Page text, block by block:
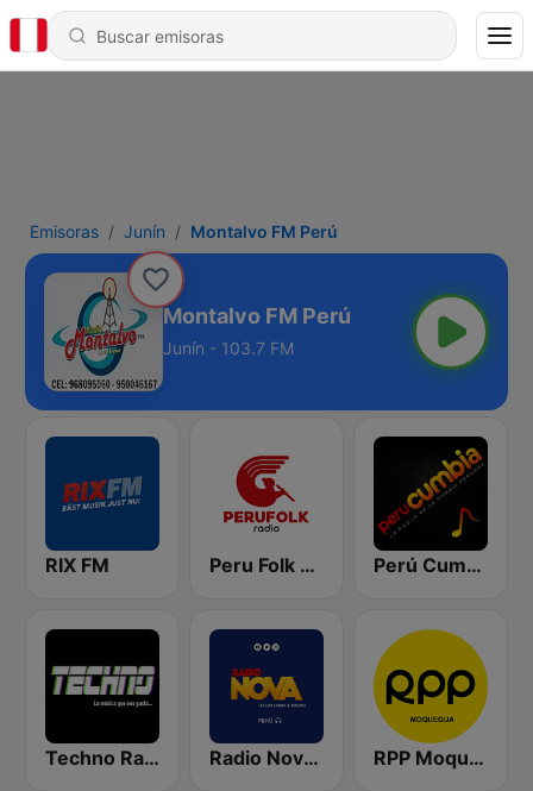
Emisoras Junín Montalvo FM Perú
Montalvo FM Perú
Junín - 103.7 FM
RIX FM Peru Folk Radio Perú Cumbia Radio
Techno Radio Radio Nova Perú RPP Moquegua